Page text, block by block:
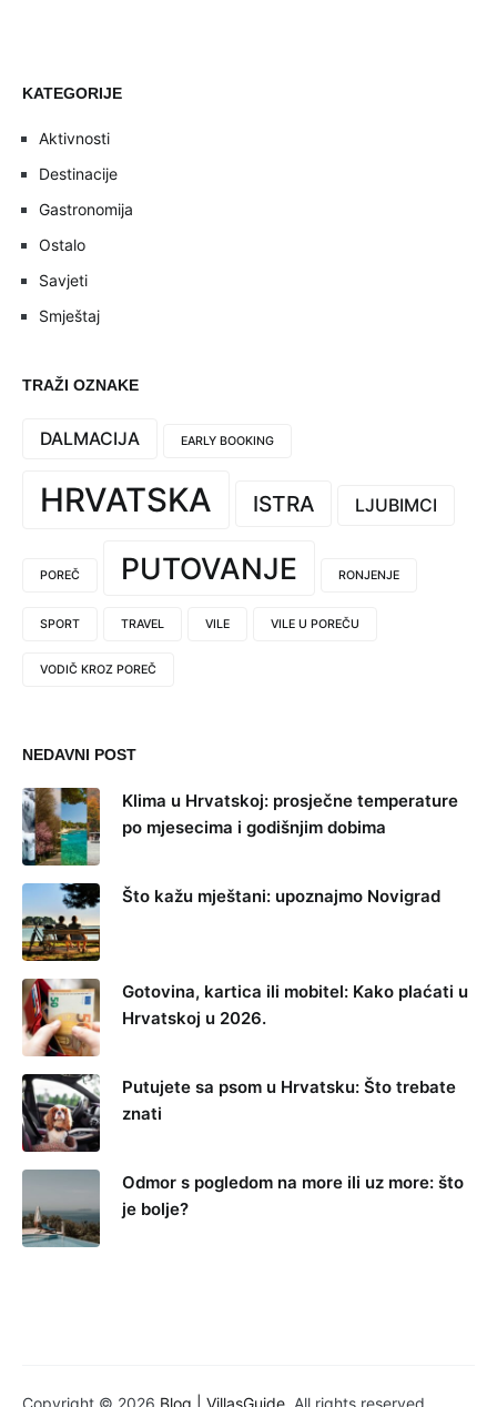
KATEGORIJE
Aktivnosti
Destinacije
Gastronomija
Ostalo
Savjeti
Smještaj
TRAŽI OZNAKE
DALMACIJA EARLY BOOKING
HRVATSKA ISTRA LJUBIMCI
POREČ PUTOVANJE RONJENJE
SPORT TRAVEL VILE VILE U POREČU
VODIČ KROZ POREČ
NEDAVNI POST
Klima u Hrvatskoj: prosječne temperature
po mjesecima i godišnjim dobima
Što kažu mještani: upoznajmo Novigrad
Gotovina, kartica ili mobitel: Kako plaćati u
Hrvatskoj u 2026.
Putujete sa psom u Hrvatsku: Što trebate
znati
Odmor s pogledom na more ili uz more: što
je bolje?
Copyright © 2026 Blog | VillasGuide . All rights reserved.